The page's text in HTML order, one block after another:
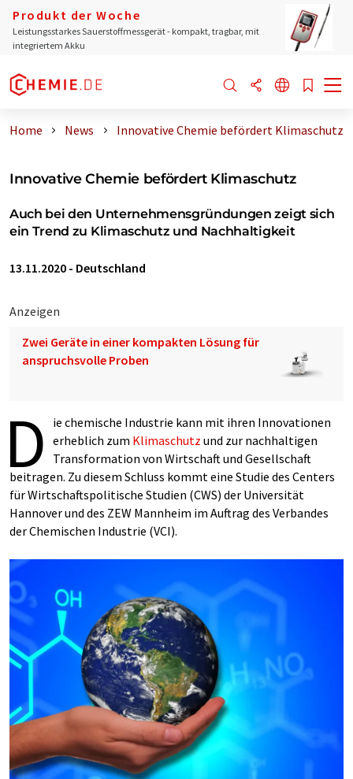
Produkt der Woche
Leistungsstarkes Sauerstoffmessgerät - kompakt, tragbar, mit
integriertem Akku
Home News Innovative Chemie befördert Klimaschutz
Innovative Chemie befördert Klimaschutz
Auch bei den Unternehmensgründungen zeigt sich
ein Trend zu Klimaschutz und Nachhaltigkeit
13.11.2020 - Deutschland
Anzeigen
Zwei Geräte in einer kompakten Lösung für
anspruchsvolle Proben
D
ie chemische Industrie kann mit ihren Innovationen
erheblich zum Klimaschutz und zur nachhaltigen
Transformation von Wirtschaft und Gesellschaft
beitragen. Zu diesem Schluss kommt eine Studie des Centers
für Wirtschaftspolitische Studien (CWS) der Universität
Hannover und des ZEW Mannheim im Auftrag des Verbandes
der Chemischen Industrie (VCI).